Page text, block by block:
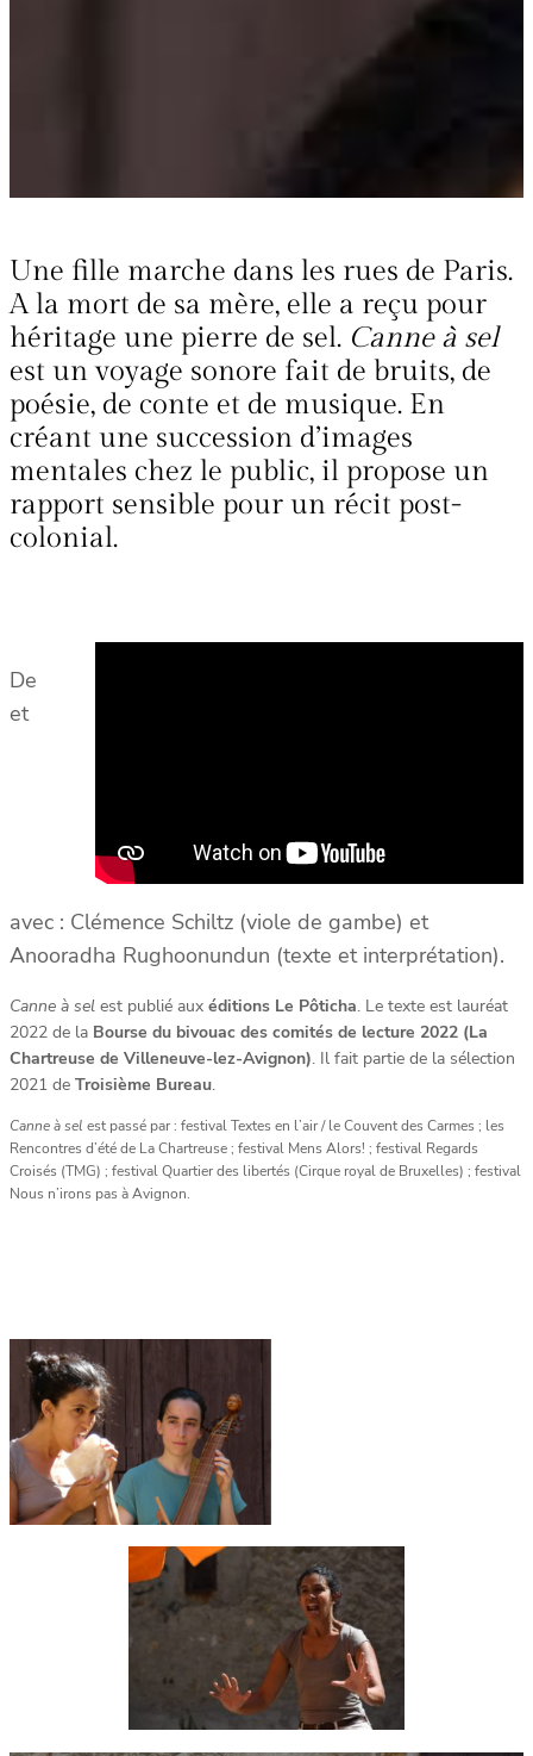
Une fille marche dans les rues de Paris.
A la mort de sa mère, elle a reçu pour
héritage une pierre de sel. Canne à sel
est un voyage sonore fait de bruits, de
poésie, de conte et de musique. En
créant une succession d’images
mentales chez le public, il propose un
rapport sensible pour un récit post-
colonial.
De
et
avec : Clémence Schiltz (viole de gambe) et
Anooradha Rughoonundun (texte et interprétation).
Canne à sel est publié aux éditions Le Pôticha. Le texte est lauréat
2022 de la Bourse du bivouac des comités de lecture 2022 (La
Chartreuse de Villeneuve-lez-Avignon). Il fait partie de la sélection
2021 de Troisième Bureau.
Canne à sel est passé par : festival Textes en l’air / le Couvent des Carmes ; les
Rencontres d’été de La Chartreuse ; festival Mens Alors! ; festival Regards
Croisés (TMG) ; festival Quartier des libertés (Cirque royal de Bruxelles) ; festival
Nous n’irons pas à Avignon.